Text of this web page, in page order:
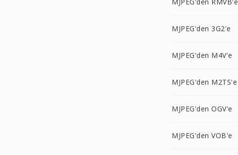
MJPEG'den 3G2'e
MJPEG'den M4V'e
MJPEG'den M2TS'e
MJPEG'den OGV'e
MJPEG'den VOB'e